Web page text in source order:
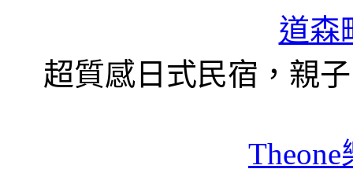
道森
超質感日式民宿，親